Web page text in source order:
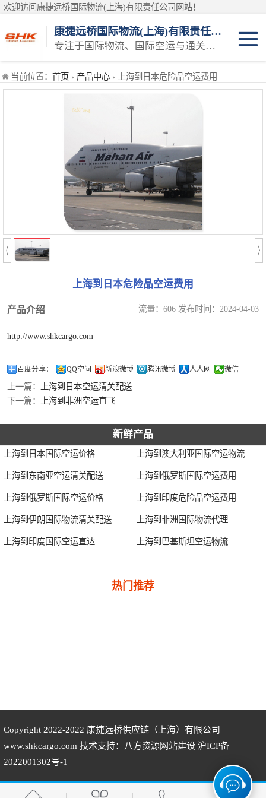
欢迎访问康捷远桥国际物流(上海)有限责任公司网站！
康捷远桥国际物流(上海)有限责任公司
专注于国际物流、国际空运与通关一体化一站式物流服务商
当前位置： 首页 › 产品中心 › 上海到日本危险品空运费用
上海到日本危险品空运费用
产品介绍 流量：606 发布时间：2024-04-03
http://www.shkcargo.com
百度分享： QQ空间 新浪微博 腾讯微博 人人网 微信
上一篇：
上海到日本空运清关配送
下一篇：
上海到非洲空运直飞
新鲜产品
上海到日本国际空运价格 上海到澳大利亚国际空运物流
上海到东南亚空运清关配送 上海到俄罗斯国际空运费用
上海到俄罗斯国际空运价格 上海到印度危险品空运费用
上海到伊朗国际物流清关配送 上海到非洲国际物流代理
上海到印度国际空运直达 上海到巴基斯坦空运物流
热门推荐
Copyright 2022-2022 康捷远桥供应链（上海）有限公司
www.shkcargo.com 技术支持：八方资源 网站建设 沪ICP备
2022001302号-1
日本空运
巴基斯坦空运
澳大利亚空运
俄罗斯空运
伊朗空运
美国空运
欧洲空运
中东空运
非洲空运
南美空运